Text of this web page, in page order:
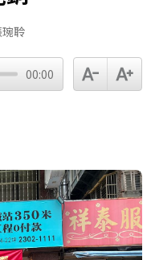
聆
00:00